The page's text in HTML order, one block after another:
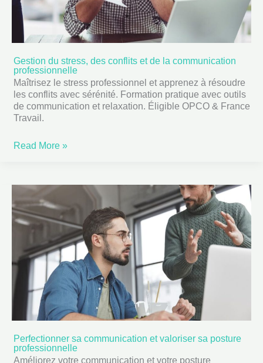
Gestion du stress, des conflits et de la communication
professionnelle
Maîtrisez le stress professionnel et apprenez à résoudre
les conflits avec sérénité. Formation pratique avec outils
de communication et relaxation. Éligible OPCO & France
Travail.
Gestion
du
stress,
des
et
communication
professionnelle
Read More »
Perfectionner sa communication et valoriser sa posture
professionnelle
Améliorez votre communication et votre posture
Perfectionner
sa